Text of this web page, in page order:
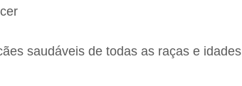
saudáveis de todas as raças e idades